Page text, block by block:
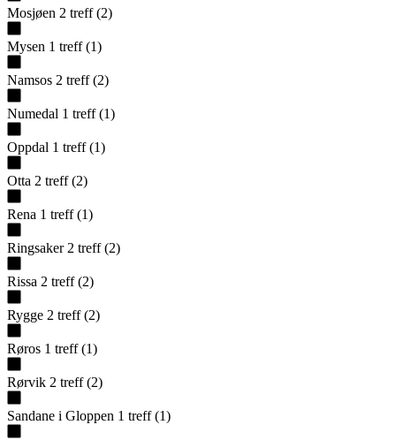
Mosjøen 2 treff (2)
Mysen 1 treff (1)
Namsos 2 treff (2)
Numedal 1 treff (1)
Oppdal 1 treff (1)
Otta 2 treff (2)
Rena 1 treff (1)
Ringsaker 2 treff (2)
Rissa 2 treff (2)
Rygge 2 treff (2)
Røros 1 treff (1)
Rørvik 2 treff (2)
Sandane i Gloppen 1 treff (1)